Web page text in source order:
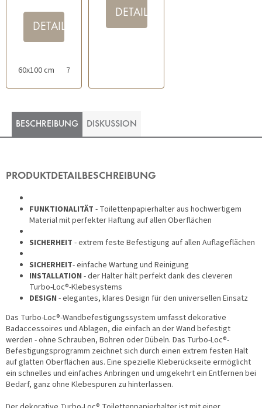
DETAIL
60x100 cm 70x120 cm
DETAIL
BESCHREIBUNG DISKUSSION
PRODUKTDETAILBESCHREIBUNG
FUNKTIONALITÄT - Toilettenpapierhalter aus hochwertigem
Material mit perfekter Haftung auf allen Oberflächen
SICHERHEIT - extrem feste Befestigung auf allen Auflageflächen
SICHERHEIT- einfache Wartung und Reinigung
INSTALLATION - der Halter hält perfekt dank des cleveren
Turbo-Loc®-Klebesystems
DESIGN - elegantes, klares Design für den universellen Einsatz
Das Turbo-Loc®-Wandbefestigungssystem umfasst dekorative
Badaccessoires und Ablagen, die einfach an der Wand befestigt
werden - ohne Schrauben, Bohren oder Dübeln. Das Turbo-Loc®-
Befestigungsprogramm zeichnet sich durch einen extrem festen Halt
auf glatten Oberflächen aus. Eine spezielle Kleberückseite ermöglicht
ein schnelles und einfaches Anbringen und umgekehrt ein Entfernen bei
Bedarf, ganz ohne Klebespuren zu hinterlassen.